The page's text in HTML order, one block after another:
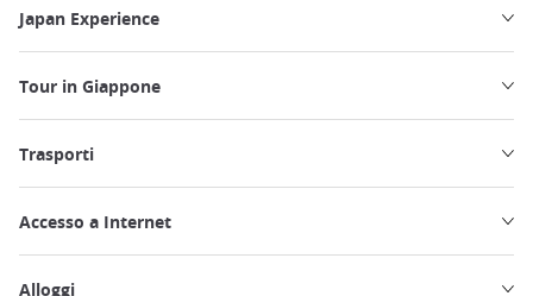
Japan Experience
Tour in Giappone
Trasporti
Accesso a Internet
Alloggi